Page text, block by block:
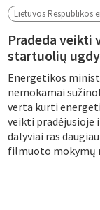
Lietuvos Respublikos
Pradeda veikti
startuolių
Energetikos
nemokamai
verta kurti
veikti pradėjusioje
dalyviai ras
filmuoto mokymų